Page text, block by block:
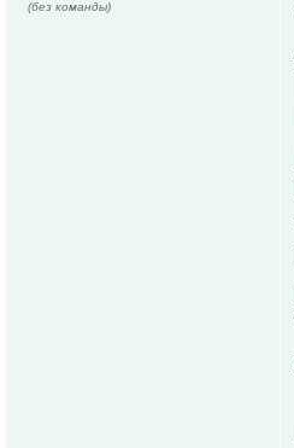
(без команды)